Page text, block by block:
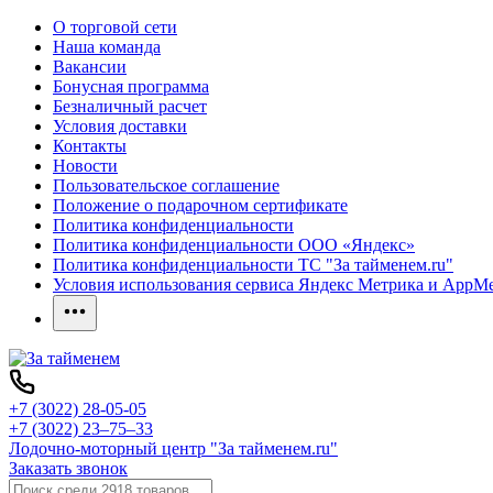
О торговой сети
Наша команда
Вакансии
Бонусная программа
Безналичный расчет
Условия доставки
Контакты
Новости
Пользовательское соглашение
Положение о подарочном сертификате
Политика конфиденциальности
Политика конфиденциальности ООО «Яндекс»
Политика конфиденциальности ТС "За тайменем.ru"
Условия использования сервиса Яндекс Метрика и
+7 (3022) 28-05-05
+7 (3022) 23‒75‒33
Лодочно-моторный центр "За тайменем.ru"
Заказать звонок